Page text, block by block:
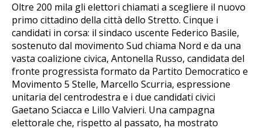
Oltre 200 mila gli elettori chiamati a scegliere il nuovo
primo cittadino della città dello Stretto. Cinque i
candidati in corsa: il sindaco uscente Federico Basile,
sostenuto dal movimento Sud chiama Nord e da una
vasta coalizione civica, Antonella Russo, candidata del
fronte progressista formato da Partito Democratico e
Movimento 5 Stelle, Marcello Scurria, espressione
unitaria del centrodestra e i due candidati civici
Gaetano Sciacca e Lillo Valvieri. Una campagna
elettorale che, rispetto al passato, ha mostrato